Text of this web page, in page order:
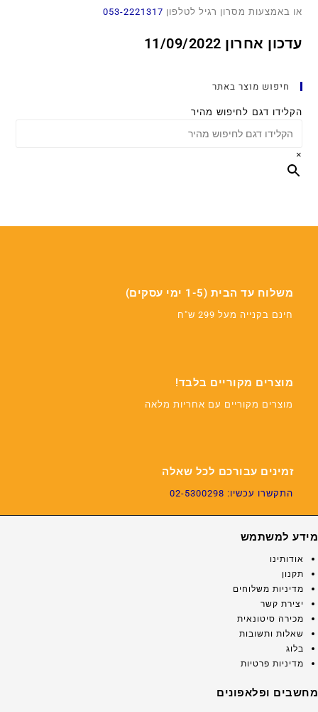
או באמצעות מסרון רגיל לטלפון 053-2221317
עדכון אחרון 11/09/2022
חיפוש מוצר באתר
הקלידו דגם לחיפוש מהיר
×
משלוח עד הבית (1-5 ימי עסקים)
חינם בקנייה מעל 299 ש"ח
מוצרים מקוריים בלבד!
מוצרים מקוריים עם אחריות מלאה
זמינים עבורכם לכל שאלה
התקשרו עכשיו: 02-5300298
מידע למשתמש
אודותינו
תקנון
מדיניות משלוחים
יצירת קשר
מכירה סיטונאית
שאלות ותשובות
בלוג
מדיניות פרטיות
מחשבים ופלאפונים